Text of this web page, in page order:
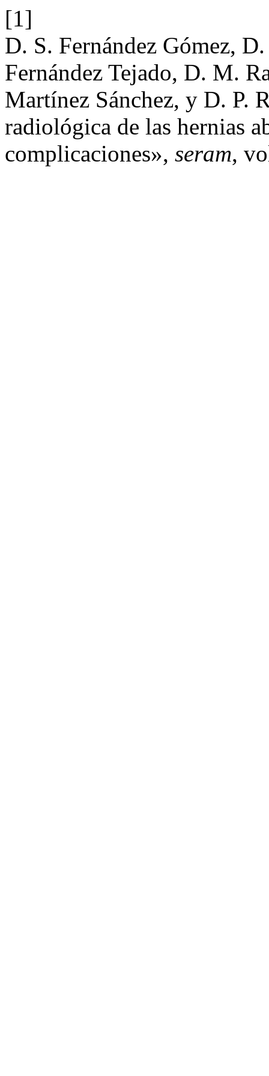
[1]
D. S. Fernández Gómez,
Fernández Tejado, D. M.
Martínez Sánchez, y D. P.
radiológica de las hernias
complicaciones», seram,